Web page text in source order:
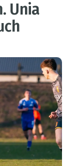
Unia